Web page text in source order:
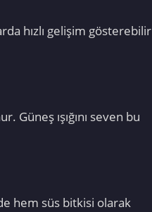
hızlı gelişim gösterebilir
ışığını seven bu
hem süs bitkisi olarak